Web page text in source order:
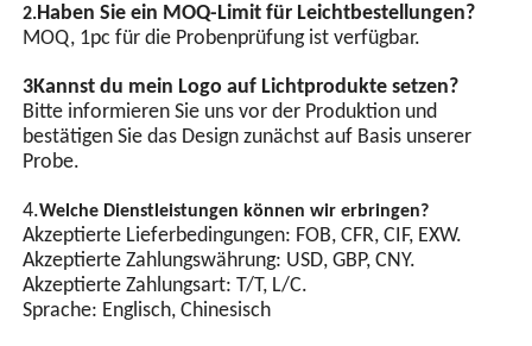
GPS-Synchronisierung
Automatische
Lichtschaltersteuerung, mit
Schutzschaltkreisen
ausgestattet..
2.Haben Sie ein MOQ-Limit für Leichtbestellungen?
MOQ, 1pc für die Probenprüfung ist verfügbar.
3Kannst du mein Logo auf Lichtprodukte setzen?
Bitte informieren Sie uns vor der Produktion und
bestätigen Sie das Design zunächst auf Basis unserer
Probe.
4.Welche Dienstleistungen können wir erbringen?
Akzeptierte Lieferbedingungen: FOB, CFR, CIF, EXW.
Akzeptierte Zahlungswährung: USD, GBP, CNY.
Akzeptierte Zahlungsart: T/T, L/C.
Sprache: Englisch, Chinesisch